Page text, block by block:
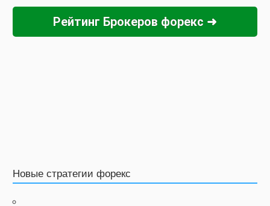
Рейтинг Брокеров форекс ➜
Новые стратегии форекс